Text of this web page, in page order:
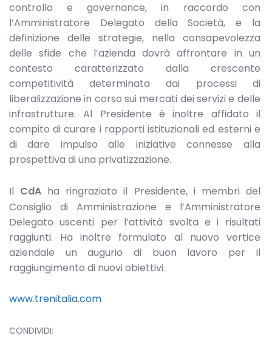
controllo e governance, in raccordo con
l’Amministratore Delegato della Società, e la
definizione delle strategie, nella consapevolezza
delle sfide che l’azienda dovrà affrontare in un
contesto caratterizzato dalla crescente
competitività determinata dai processi di
liberalizzazione in corso sui mercati dei servizi e delle
infrastrutture. Al Presidente è inoltre affidato il
compito di curare i rapporti istituzionali ed esterni e
di dare impulso alle iniziative connesse alla
prospettiva di una privatizzazione.
Il CdA ha ringraziato il Presidente, i membri del
Consiglio di Amministrazione e l’Amministratore
Delegato uscenti per l’attività svolta e i risultati
raggiunti. Ha inoltre formulato al nuovo vertice
aziendale un augurio di buon lavoro per il
raggiungimento di nuovi obiettivi.
www.trenitalia.com
CONDIVIDI: